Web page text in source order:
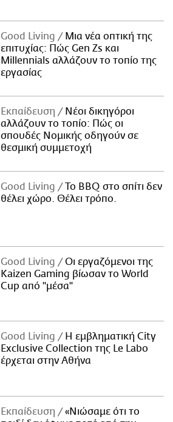
Good Living
Μια νέα οπτική της
επιτυχίας: Πώς Gen Zs και
Millennials αλλάζουν το τοπίο της
εργασίας
Εκπαίδευση
Νέοι δικηγόροι
αλλάζουν το τοπίο: Πώς οι
σπουδές Νομικής οδηγούν σε
θεσμική συμμετοχή
Good Living
Το BBQ στο σπίτι δεν
θέλει χώρο. Θέλει τρόπο.
Good Living
Οι εργαζόμενοι της
Kaizen Gaming βίωσαν το World
Cup από "μέσα"
Good Living
Η εμβληματική City
Exclusive Collection της Le Labo
έρχεται στην Αθήνα
Εκπαίδευση
«Νιώσαμε ότι το